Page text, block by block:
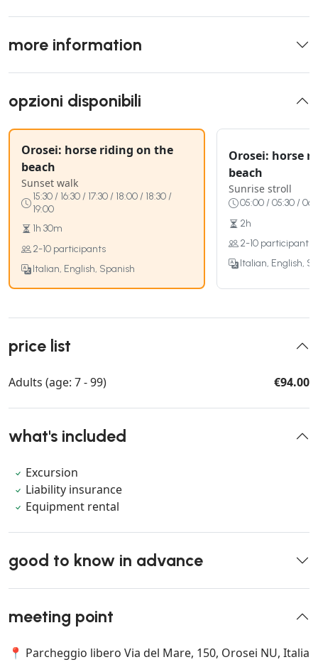
more information
opzioni disponibili
Orosei: horse riding on the
beach
Sunset walk
15:30 / 16:30 / 17:30 / 18:00 / 18:30 /
19:00
1h 30m
2-10 participants
Italian, English, Spanish
Orosei: horse
beach
Sunrise stroll
05:00 / 05:30 /
2h
2-10 participants
Italian, English,
price list
Adults (age: 7 - 99) €94.00
what's included
Excursion
Liability insurance
Equipment rental
good to know in advance
meeting point
📍 Parcheggio libero Via del Mare, 150, Orosei NU, Italia